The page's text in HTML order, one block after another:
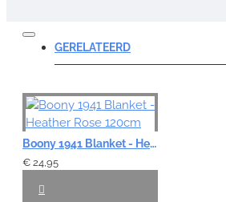
Opmerking:
Note:HTML-code wordt niet vertaald!
Waardering:
GERELATEERD
Boony 1941 Blanket - Heather Rose 120cm
€ 24,95